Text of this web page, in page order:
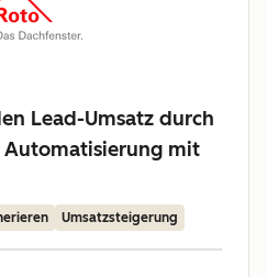
Lead-Umsatz durch
Automatisierung mit
Umsatzsteigerung